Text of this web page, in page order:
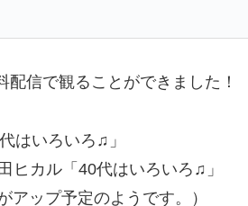
信で観ることができました！
代はいろいろ♫」
ヒカル 「40代はいろいろ♫」
ップ予定のようです。）